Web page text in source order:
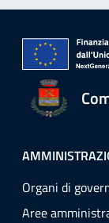
Organi di
Aree